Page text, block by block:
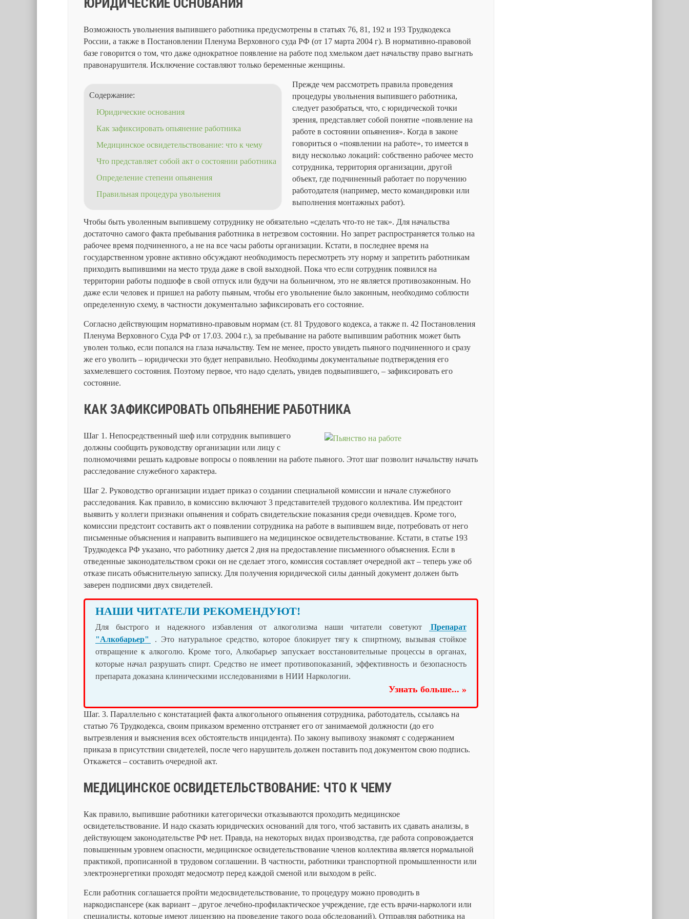
ЮРИДИЧЕСКИЕ ОСНОВАНИЯ
Возможность увольнения выпившего работника предусмотрены в статьях 76, 81, 192 и 193 Трудкодекса
России, а также в Постановлении Пленума Верховного суда РФ (от 17 марта 2004 г). В нормативно-правовой
базе говорится о том, что даже однократное появление на работе под хмельком дает начальству право выгнать
правонарушителя. Исключение составляют только беременные женщины.
Содержание:
Юридические основания
Как зафиксировать опьянение работника
Медицинское освидетельствование: что к чему
Что представляет собой акт о состоянии работника
Определение степени опьянения
Правильная процедура увольнения
Прежде чем рассмотреть правила проведения
процедуры увольнения выпившего работника,
следует разобраться, что, с юридической точки
зрения, представляет собой понятие «появление на
работе в состоянии опьянения». Когда в законе
говориться о «появлении на работе», то имеется в
виду несколько локаций: собственно рабочее место
сотрудника, территория организации, другой
объект, где подчиненный работает по поручению
работодателя (например, место командировки или
выполнения монтажных работ).
Чтобы быть уволенным выпившему сотруднику не обязательно «сделать что-то не так». Для начальства
достаточно самого факта пребывания работника в нетрезвом состоянии. Но запрет распространяется только на
рабочее время подчиненного, а не на все часы работы организации. Кстати, в последнее время на
государственном уровне активно обсуждают необходимость пересмотреть эту норму и запретить работникам
приходить выпившими на место труда даже в свой выходной. Пока что если сотрудник появился на
территории работы подшофе в свой отпуск или будучи на больничном, это не является противозаконным. Но
даже если человек и пришел на работу пьяным, чтобы его увольнение было законным, необходимо соблюсти
определенную схему, в частности документально зафиксировать его состояние.
Согласно действующим нормативно-правовым нормам (ст. 81 Трудового кодекса, а также п. 42 Постановления
Пленума Верховного Суда РФ от 17.03. 2004 г.), за пребывание на работе выпившим работник может быть
уволен только, если попался на глаза начальству. Тем не менее, просто увидеть пьяного подчиненного и сразу
же его уволить – юридически это будет неправильно. Необходимы документальные подтверждения его
захмелевшего состояния. Поэтому первое, что надо сделать, увидев подвыпившего, – зафиксировать его
состояние.
КАК ЗАФИКСИРОВАТЬ ОПЬЯНЕНИЕ РАБОТНИКА
Шаг 1. Непосредственный шеф или сотрудник выпившего
должны сообщить руководству организации или лицу с
полномочиями решать кадровые вопросы о появлении на работе пьяного. Этот шаг позволит начальству начать
расследование служебного характера.
Шаг 2. Руководство организации издает приказ о создании специальной комиссии и начале служебного
расследования. Как правило, в комиссию включают 3 представителей трудового коллектива. Им предстоит
выявить у коллеги признаки опьянения и собрать свидетельские показания среди очевидцев. Кроме того,
комиссии предстоит составить акт о появлении сотрудника на работе в выпившем виде, потребовать от него
письменные объяснения и направить выпившего на медицинское освидетельствование. Кстати, в статье 193
Трудкодекса РФ указано, что работнику дается 2 дня на предоставление письменного объяснения. Если в
отведенные законодательством сроки он не сделает этого, комиссия составляет очередной акт – теперь уже об
отказе писать объяснительную записку. Для получения юридической силы данный документ должен быть
заверен подписями двух свидетелей.
НАШИ ЧИТАТЕЛИ РЕКОМЕНДУЮТ!
Для быстрого и надежного избавления от алкоголизма наши читатели советуют
Препарат
"Алкобарьер"
. Это натуральное средство, которое блокирует тягу к спиртному, вызывая стойкое
отвращение к алкоголю. Кроме того, Алкобарьер запускает восстановительные процессы в органах,
которые начал разрушать спирт. Средство не имеет противопоказаний, эффективность и безопасность
препарата доказана клиническими исследованиями в НИИ Наркологии.
Узнать больше... »
Шаг. 3. Параллельно с констатацией факта алкогольного опьянения сотрудника, работодатель, ссылаясь на
статью 76 Трудкодекса, своим приказом временно отстраняет его от занимаемой должности (до его
вытрезвления и выяснения всех обстоятельств инцидента). По закону выпивоху знакомят с содержанием
приказа в присутствии свидетелей, после чего нарушитель должен поставить под документом свою подпись.
Откажется – составить очередной акт.
МЕДИЦИНСКОЕ ОСВИДЕТЕЛЬСТВОВАНИЕ: ЧТО К ЧЕМУ
Как правило, выпившие работники категорически отказываются проходить медицинское
освидетельствование. И надо сказать юридических оснований для того, чтоб заставить их сдавать анализы, в
действующем законодательстве РФ нет. Правда, на некоторых видах производства, где работа сопровождается
повышенным уровнем опасности, медицинское освидетельствование членов коллектива является нормальной
практикой, прописанной в трудовом соглашении. В частности, работники транспортной промышленности или
электроэнергетики проходят медосмотр перед каждой сменой или выходом в рейс.
Если работник соглашается пройти медосвидетельствование, то процедуру можно проводить в
наркодиспансере (как вариант – другое лечебно-профилактическое учреждение, где есть врачи-наркологи или
специалисты, которые имеют лицензию на проведение такого рода обследований). Отправляя работника на